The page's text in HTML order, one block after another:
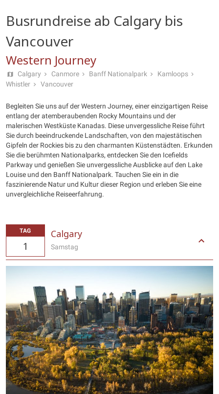
Busrundreise ab Calgary bis
Vancouver
Western Journey
Calgary Canmore Banff Nationalpark
Kamloops
Whistler
Vancouver
Begleiten Sie uns auf der Western Journey, einer einzigartigen Reise
entlang der atemberaubenden Rocky Mountains und der
malerischen Westküste Kanadas. Diese unvergessliche Reise führt
Sie durch beeindruckende Landschaften, von den majestätischen
Gipfeln der Rockies bis zu den charmanten Küstenstädten. Erkunden
Sie die berühmten Nationalparks, entdecken Sie den Icefields
Parkway und genießen Sie unvergessliche Ausblicke auf den Lake
Louise und den Banff Nationalpark. Tauchen Sie ein in die
faszinierende Natur und Kultur dieser Region und erleben Sie eine
unvergleichliche Reiseerfahrung.
TAG
1
Calgary
Samstag